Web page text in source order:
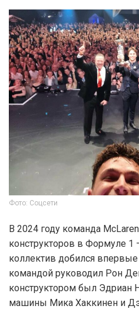
Фото: Соцсети
В 2024 году команда
конструкторов в Формуле 1
коллектив добился впервые
командой руководил Рон
конструктором был Эдриан
машины Мика Хаккинен и